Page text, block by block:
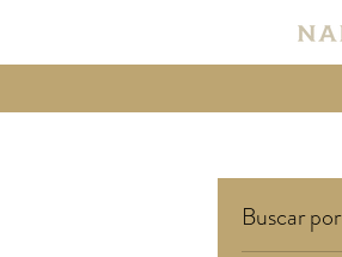
Buscar por